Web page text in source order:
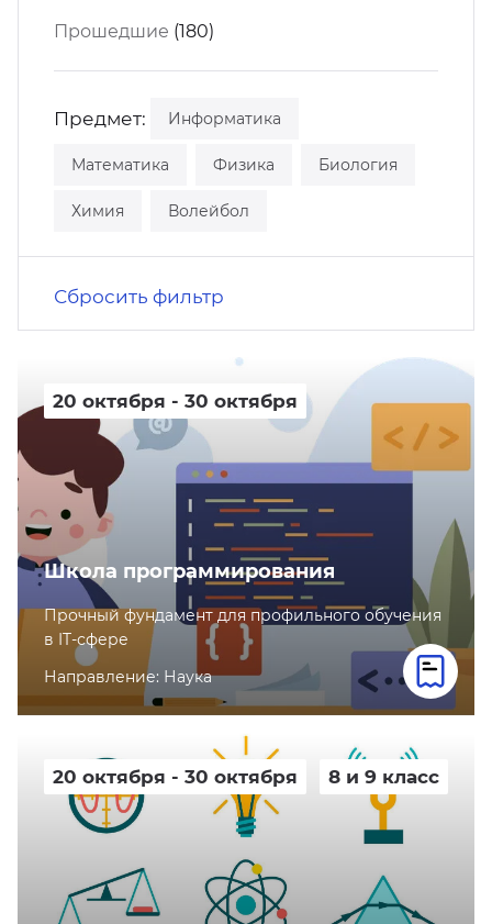
Прошедшие (180)
Предмет: Информатика
Математика Физика Биология
Химия Волейбол
Сбросить фильтр
20 октября - 30 октября
Школа программирования
Прочный фундамент для профильного обучения
в IT-сфере
Направление: Наука
20 октября - 30 октября 8 и 9 класс